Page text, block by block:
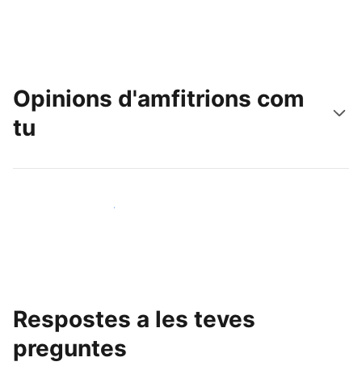
Opinions d'amfitrions com
tu
Uneix-te a amfitrions com tu
Respostes a les teves
preguntes